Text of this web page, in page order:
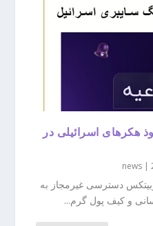
هکرهای اسرائیلی در
|
news
۲۸ خرداد، نوبیتکس دسترسی غیرمجاز به
و کیف پول گرم...